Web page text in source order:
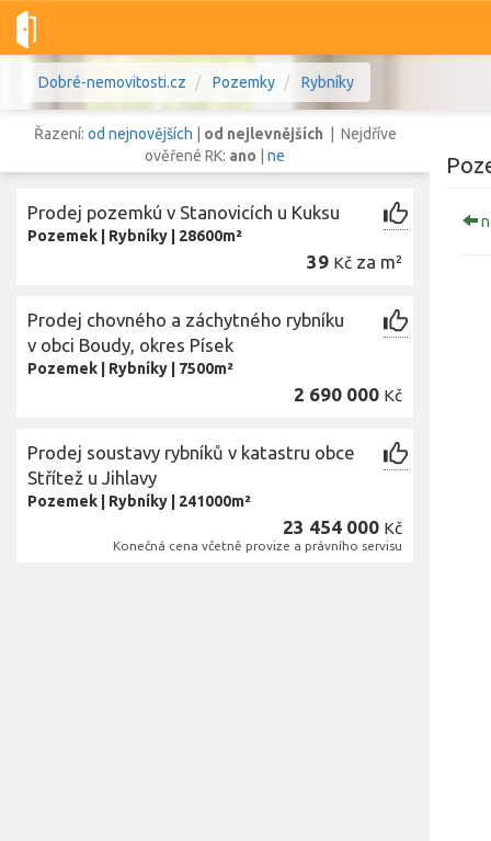
Dobré-nemovitosti.cz Pozemky Rybníky
Vše
Lokalita
Lokalita
Cena
Řazení: od nejnovějších od nejlevnějších
| Nejdříve
ověřené RK: ano ne
Prodej pozemkú v Stanovicích u Kuksu
Pozemek Rybníky 28600m²
39 Kč za m²
Prodej chovného a záchytného rybníku
v obci Boudy, okres Písek
Pozemek Rybníky 7500m²
2 690 000 Kč
Prodej soustavy rybníků v katastru obce
Střítež u Jihlavy
Pozemek Rybníky 241000m²
23 454 000 Kč
Konečná cena včetně provize a právního servisu